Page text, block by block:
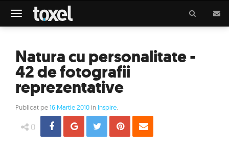
Meniu
Natura cu personalitate -
42 de fotografii
reprezentative
Publicat pe16 Martie 2010 in Inspire
0 Share Distribuie
Tweet Pin